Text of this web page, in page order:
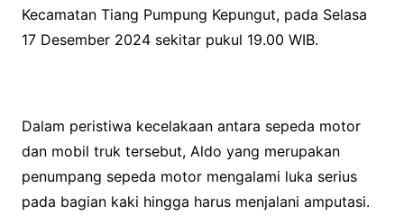
Kecamatan Tiang Pumpung Kepungut, pada Selasa
17 Desember 2024 sekitar pukul 19.00 WIB.
Dalam peristiwa kecelakaan antara sepeda motor
dan mobil truk tersebut, Aldo yang merupakan
penumpang sepeda motor mengalami luka serius
pada bagian kaki hingga harus menjalani amputasi.